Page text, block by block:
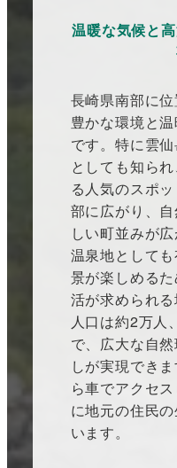
温暖な気候と
長崎県南部に
豊かな環境と
です。特に雲
としても知ら
る人気のスポ
部に広がり、
しい町並みが
温泉地として
景が楽しめる
活が求められる
人口は約2万人
で、広大な自
しが実現でき
ら車でアクセ
に地元の住民
います。